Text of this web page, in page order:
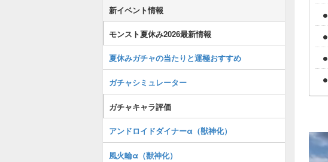
新イベント情報
モンスト夏休み2026最新情報
夏休みガチャの当たりと運極おすすめ
ガチャシミュレーター
ガチャキャラ評価
アンドロイドダイナーα（獣神化）
風火輪α（獣神化）